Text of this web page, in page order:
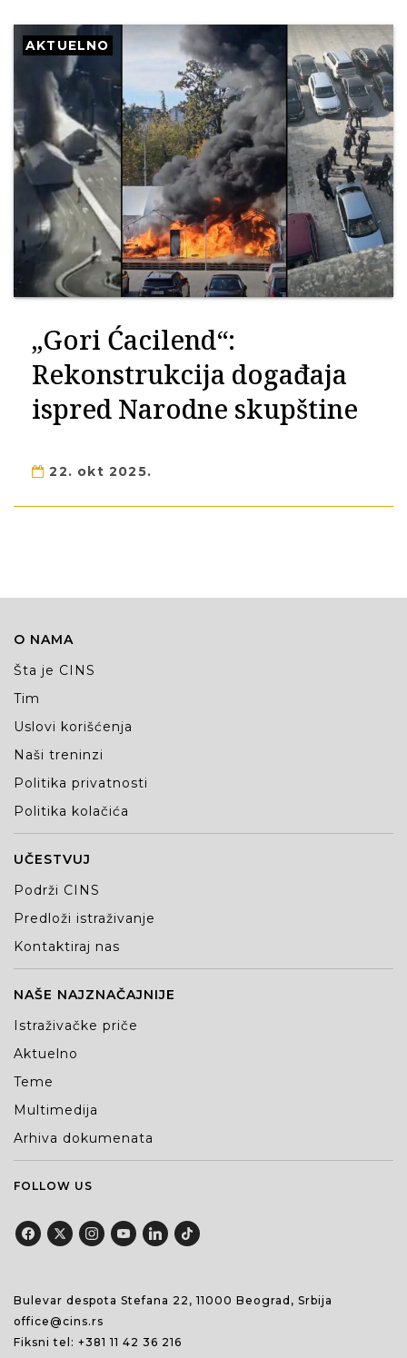
AKTUELNO
„Gori Ćacilend“:
Rekonstrukcija događaja
ispred Narodne skupštine
22. okt 2025.
O NAMA
Šta je CINS
Tim
Uslovi korišćenja
Naši treninzi
Politika privatnosti
Politika kolačića
UČESTVUJ
Podrži CINS
Predloži istraživanje
Kontaktiraj nas
NAŠE NAJZNAČAJNIJE
Istraživačke priče
Aktuelno
Teme
Multimedija
Arhiva dokumenata
FOLLOW US
Bulevar despota Stefana 22, 11000 Beograd, Srbija
office@cins.rs
Fiksni tel: +381 11 42 36 216